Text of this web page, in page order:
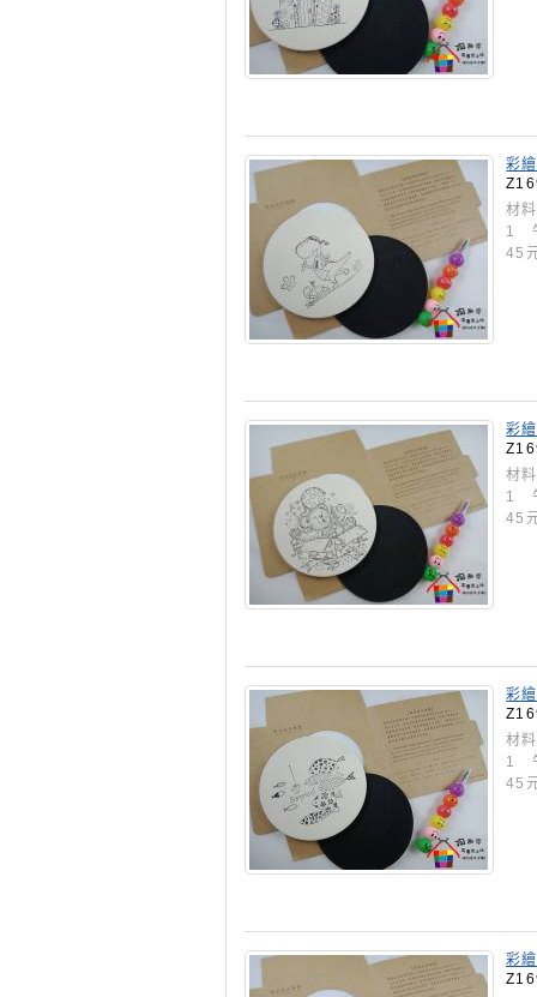
彩
材
1
45
彩
材
1
45
彩
材
1
45
彩